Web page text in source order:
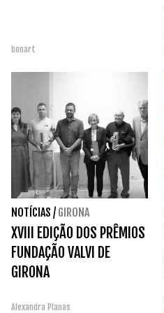
bonart
NOTÍCIAS / GIRONA
XVIII EDIÇÃO DOS PRÊMIOS
FUNDAÇÃO VALVI DE
GIRONA
Alexandra Planas